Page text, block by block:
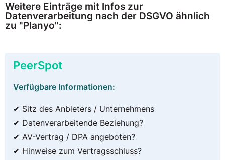
Weitere Einträge mit Infos zur
Datenverarbeitung nach der DSGVO ähnlich
zu "Planyo":
PeerSpot
Verfügbare Informationen:
✔ Sitz des Anbieters / Unternehmens
✔ Datenverarbeitende Beziehung?
✔ AV-Vertrag / DPA angeboten?
✔ Hinweise zum Vertragsschluss?